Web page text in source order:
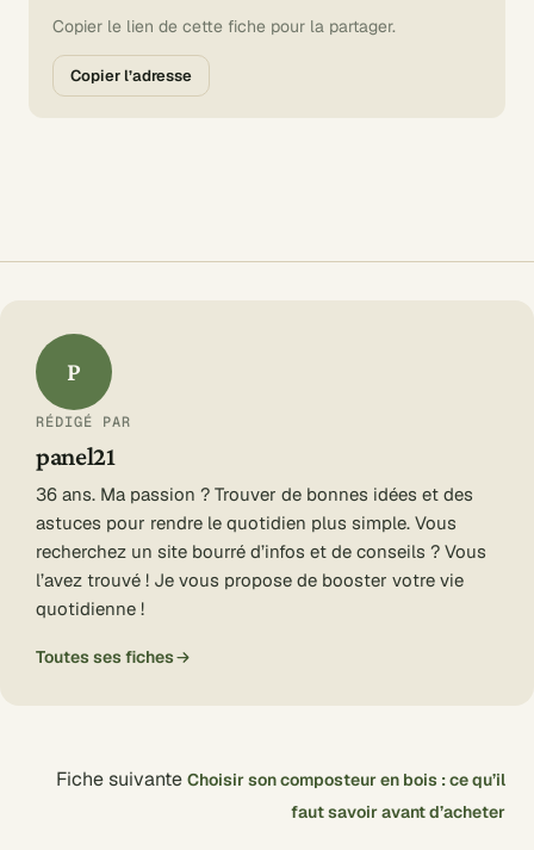
Copier le lien de cette fiche pour la partager.
Copier l’adresse
P
RÉDIGÉ PAR
panel21
36 ans. Ma passion ? Trouver de bonnes idées et des
astuces pour rendre le quotidien plus simple. Vous
recherchez un site bourré d’infos et de conseils ? Vous
l’avez trouvé ! Je vous propose de booster votre vie
quotidienne !
Toutes ses fiches
Fiche suivante Choisir son composteur en bois : ce qu’il
faut savoir avant d’acheter